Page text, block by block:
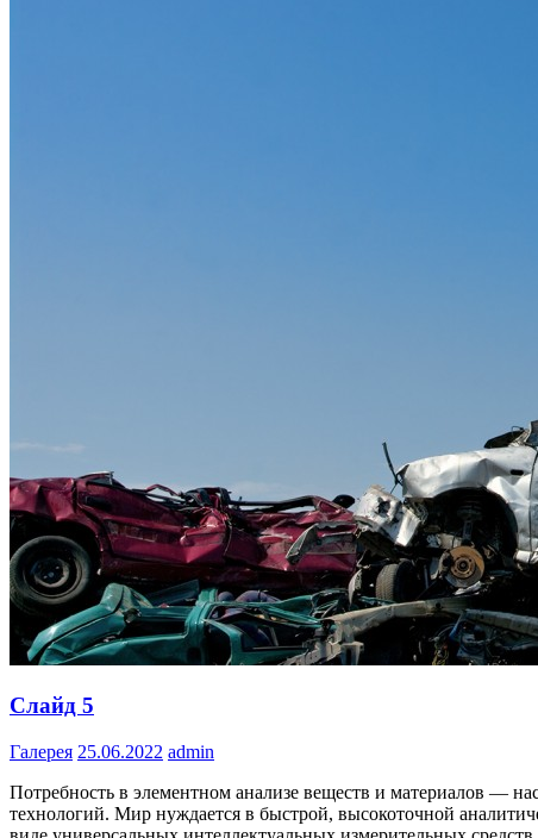
Слайд 5
Галерея 25.06.2022 admin
Потребность в элементном анализе веществ и материалов —
технологий. Мир нуждается в быстрой, высокоточной